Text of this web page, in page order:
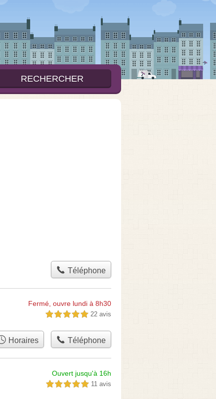
Téléphone
Fermé, ouvre lundi à 8h30
5,0 étoiles sur 5 22 avis
Horaires Téléphone
Ouvert jusqu'à 16h
5,0 étoiles sur 5 11 avis